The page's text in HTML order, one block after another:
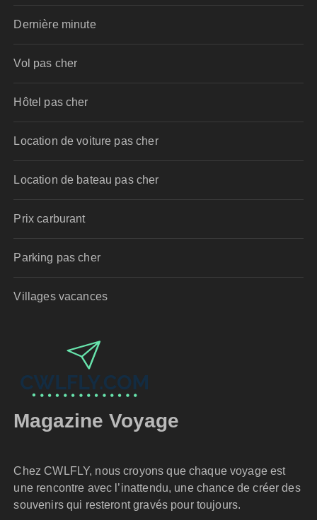
Dernière minute
Vol pas cher
Hôtel pas cher
Location de voiture pas cher
Location de bateau pas cher
Prix carburant
Parking pas cher
Villages vacances
Magazine Voyage
Chez CWLFLY, nous croyons que chaque voyage est
une rencontre avec l’inattendu, une chance de créer des
souvenirs qui resteront gravés pour toujours.